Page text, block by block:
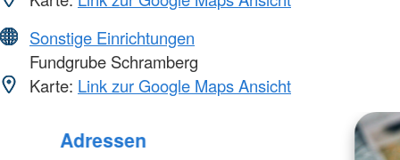
Sonstige Einrichtungen
Fundgrube Schramberg
Karte: Link zur Google Maps Ansicht
Adressen